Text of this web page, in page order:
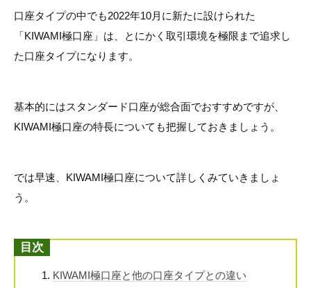
口座タイプの中でも2022年10月に新たに設けられた
「KIWAMI極口座」は、とにかく取引環境を極限まで追求し
た口座タイプになります。
基本的にはスタンダード口座が総合面でおすすめですが、
KIWAMI極口座の特長についても把握しておきましょう。
では早速、KIWAMI極口座について詳しくみていきましょ
う。
目次
KIWAMI極口座と他の口座タイプとの違い